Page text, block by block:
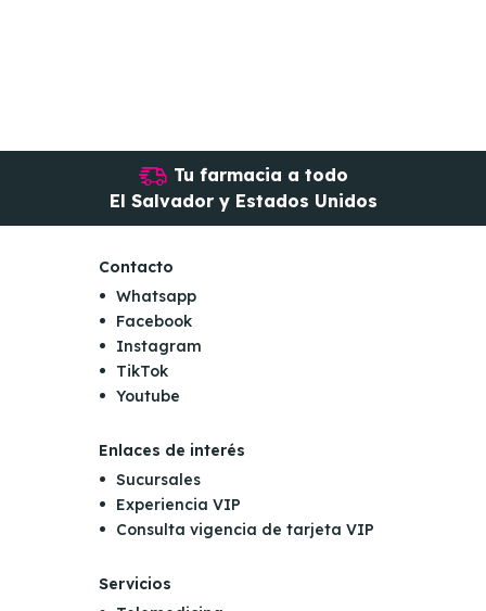
Tu farmacia a todo
El Salvador y Estados Unidos
Contacto
Whatsapp
Facebook
Instagram
TikTok
Youtube
Enlaces de interés
Sucursales
Experiencia VIP
Consulta vigencia de tarjeta VIP
Servicios